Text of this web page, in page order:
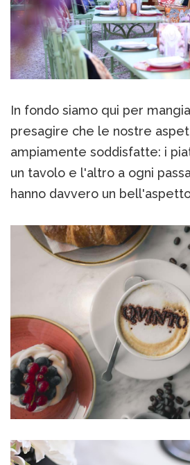
In fondo siamo qui per
presagire che le nostre
ampiamente soddisfatte: i
un tavolo e l'altro a ogni
hanno davvero un